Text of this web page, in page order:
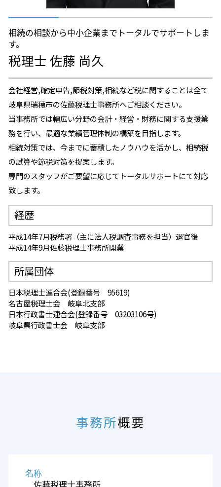
相続の相談から中小企業までトータルでサポートしま
す。
税理士 佐藤 尚久
会社経営,確定申告,節税対策,相続など税に関することは全て
岐阜県瑞穂市の佐藤税理士事務所へご相談ください。
当事務所では幅広い分野の会計・経営・財務に関する支援業
務を行い、最適な業績管理体制の構築を目指します。
相続対策では、今までに蓄積したノウハウを活かし、相続税
の試算や節税対策を提案します。
専門のスタッフがご要望に応じてトータルサポートにて対応
致します。
経歴
平成14年7月税務署（主に法人税調査事務を担当）退官後
平成14年9月佐藤税理士事務所開業
所属団体
日本税理士連合会(登録番号 95619)
名古屋税理士会 岐阜北支部
日本行政書士連合会(登録番号 03203106号)
岐阜県行政書士会 岐阜支部
事務所概要
名称
佐藤税理士事務所